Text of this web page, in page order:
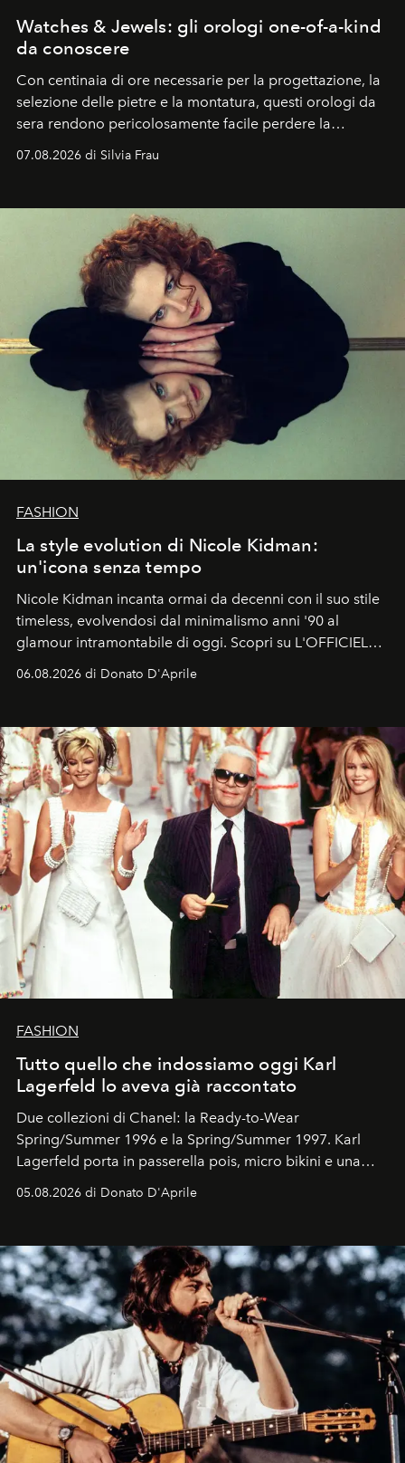
Watches & Jewels: gli orologi one-of-a-kind
da conoscere
Con centinaia di ore necessarie per la progettazione, la
selezione delle pietre e la montatura, questi orologi da
sera rendono pericolosamente facile perdere la
07.08.2026 di Silvia Frau
FASHION
La style evolution di Nicole Kidman:
un'icona senza tempo
Nicole Kidman incanta ormai da decenni con il suo stile
timeless, evolvendosi dal minimalismo anni '90 al
glamour intramontabile di oggi. Scopri su L'OFFICIEL
06.08.2026 di Donato D'Aprile
FASHION
Tutto quello che indossiamo oggi Karl
Lagerfeld lo aveva già raccontato
Due collezioni di Chanel: la Ready-to-Wear
Spring/Summer 1996 e la Spring/Summer 1997. Karl
Lagerfeld porta in passerella pois, micro bikini e una
Kate, Claudia e Carla una dietro l'altra. Trent'anni dopo,
uno dei documenti più contemporanei che abbiamo.
05.08.2026 di Donato D'Aprile